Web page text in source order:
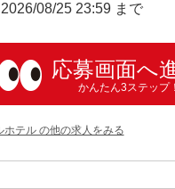
08/25 23:59 まで
応募画面へ
かんたん3ステップ！
テル の他の求人をみる